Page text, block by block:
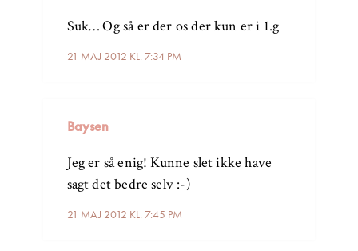
21 MAJ 2012 KL. 7:34 PM
Suk… Og så er der os der kun er i 1.g
Baysen
21 MAJ 2012 KL. 7:45 PM
Jeg er så enig! Kunne slet ikke have
sagt det bedre selv :-)